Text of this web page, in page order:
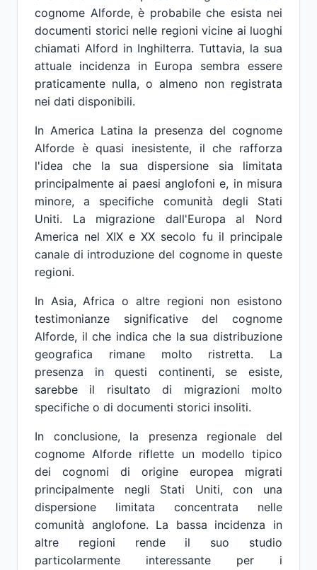
cognome Alforde, è probabile che esista nei
documenti storici nelle regioni vicine ai luoghi
chiamati Alford in Inghilterra. Tuttavia, la sua
attuale incidenza in Europa sembra essere
praticamente nulla, o almeno non registrata
nei dati disponibili.
In America Latina la presenza del cognome
Alforde è quasi inesistente, il che rafforza
l'idea che la sua dispersione sia limitata
principalmente ai paesi anglofoni e, in misura
minore, a specifiche comunità degli Stati
Uniti. La migrazione dall'Europa al Nord
America nel XIX e XX secolo fu il principale
canale di introduzione del cognome in queste
regioni.
In Asia, Africa o altre regioni non esistono
testimonianze significative del cognome
Alforde, il che indica che la sua distribuzione
geografica rimane molto ristretta. La
presenza in questi continenti, se esiste,
sarebbe il risultato di migrazioni molto
specifiche o di documenti storici insoliti.
In conclusione, la presenza regionale del
cognome Alforde riflette un modello tipico
dei cognomi di origine europea migrati
principalmente negli Stati Uniti, con una
dispersione limitata concentrata nelle
comunità anglofone. La bassa incidenza in
altre regioni rende il suo studio
particolarmente interessante per i